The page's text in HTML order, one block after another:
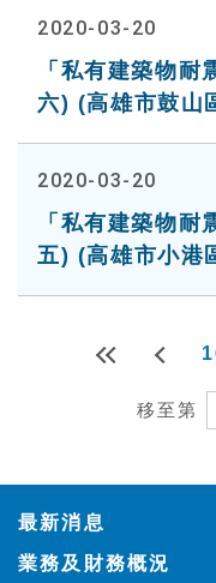
2020-03-20
「私有建築物
六) (高雄市鼓山
2020-03-20
「私有建築物
五) (高雄市小港
移至第
最新消息
業務及財務概況